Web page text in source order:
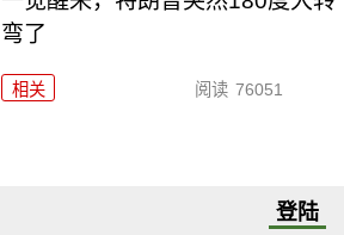
弯了
相关 阅读 76051
登陆